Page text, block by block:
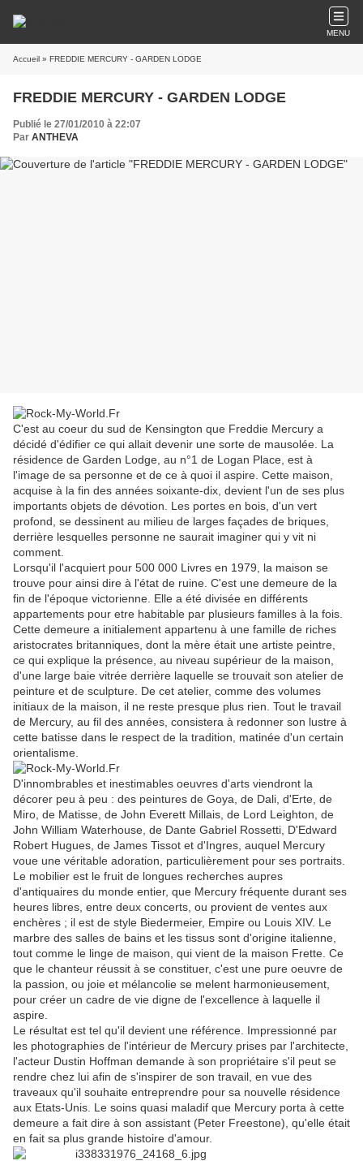
MENU
Accueil » FREDDIE MERCURY - GARDEN LODGE
FREDDIE MERCURY - GARDEN LODGE
Publié le 27/01/2010 à 22:07
Par ANTHEVA
C'est au coeur du sud de Kensington que Freddie Mercury a
décidé d'édifier ce qui allait devenir une sorte de mausolée. La
résidence de Garden Lodge, au n°1 de Logan Place, est à
l'image de sa personne et de ce à quoi il aspire. Cette maison,
acquise à la fin des années soixante-dix, devient l'un de ses plus
importants objets de dévotion. Les portes en bois, d'un vert
profond, se dessinent au milieu de larges façades de briques,
derrière lesquelles personne ne saurait imaginer qui y vit ni
comment.
Lorsqu'il l'acquiert pour 500 000 Livres en 1979, la maison se
trouve pour ainsi dire à l'état de ruine. C'est une demeure de la
fin de l'époque victorienne. Elle a été divisée en différents
appartements pour etre habitable par plusieurs familles à la fois.
Cette demeure a initialement appartenu à une famille de riches
aristocrates britanniques, dont la mère était une artiste peintre,
ce qui explique la présence, au niveau supérieur de la maison,
d'une large baie vitrée derrière laquelle se trouvait son atelier de
peinture et de sculpture. De cet atelier, comme des volumes
initiaux de la maison, il ne reste presque plus rien. Tout le travail
de Mercury, au fil des années, consistera à redonner son lustre à
cette batisse dans le respect de la tradition, matinée d'un certain
orientalisme.
D'innombrables et inestimables oeuvres d'arts viendront la
décorer peu à peu : des peintures de Goya, de Dali, d'Erte, de
Miro, de Matisse, de John Everett Millais, de Lord Leighton, de
John William Waterhouse, de Dante Gabriel Rossetti, D'Edward
Robert Hugues, de James Tissot et d'Ingres, auquel Mercury
voue une véritable adoration, particulièrement pour ses portraits.
Le mobilier est le fruit de longues recherches aupres
d'antiquaires du monde entier, que Mercury fréquente durant ses
heures libres, entre deux concerts, ou provient de ventes aux
enchères ; il est de style Biedermeier, Empire ou Louis XIV. Le
marbre des salles de bains et les tissus sont d'origine italienne,
tout comme le linge de maison, qui vient de la maison Frette. Ce
que le chanteur réussit à se constituer, c'est une pure oeuvre de
la passion, ou joie et mélancolie se melent harmonieusement,
pour créer un cadre de vie digne de l'excellence à laquelle il
aspire.
Le résultat est tel qu'il devient une référence. Impressionné par
les photographies de l'intérieur de Mercury prises par l'architecte,
l'acteur Dustin Hoffman demande à son propriétaire s'il peut se
rendre chez lui afin de s'inspirer de son travail, en vue des
traveaux qu'il souhaite entreprendre pour sa nouvelle résidence
aux Etats-Unis. Le soins quasi maladif que Mercury porta à cette
demeure a fait dire à son assistant (Peter Freestone), qu'elle était
en fait sa plus grande histoire d'amour.